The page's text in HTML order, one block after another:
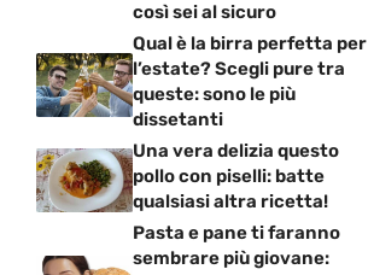
così sei al sicuro
Qual è la birra perfetta per
l’estate? Scegli pure tra
queste: sono le più
dissetanti
Una vera delizia questo
pollo con piselli: batte
qualsiasi altra ricetta!
Pasta e pane ti faranno
sembrare più giovane: